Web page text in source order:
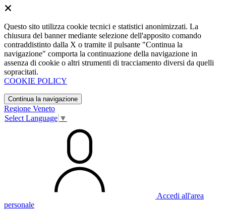
Questo sito utilizza cookie tecnici e statistici anonimizzati. La
chiusura del banner mediante selezione dell'apposito comando
contraddistinto dalla X o tramite il pulsante "Continua la
navigazione" comporta la continuazione della navigazione in
assenza di cookie o altri strumenti di tracciamento diversi da quelli
sopracitati.
COOKIE POLICY
Continua la navigazione
Regione Veneto
Select Language ▼
Accedi all'area
personale